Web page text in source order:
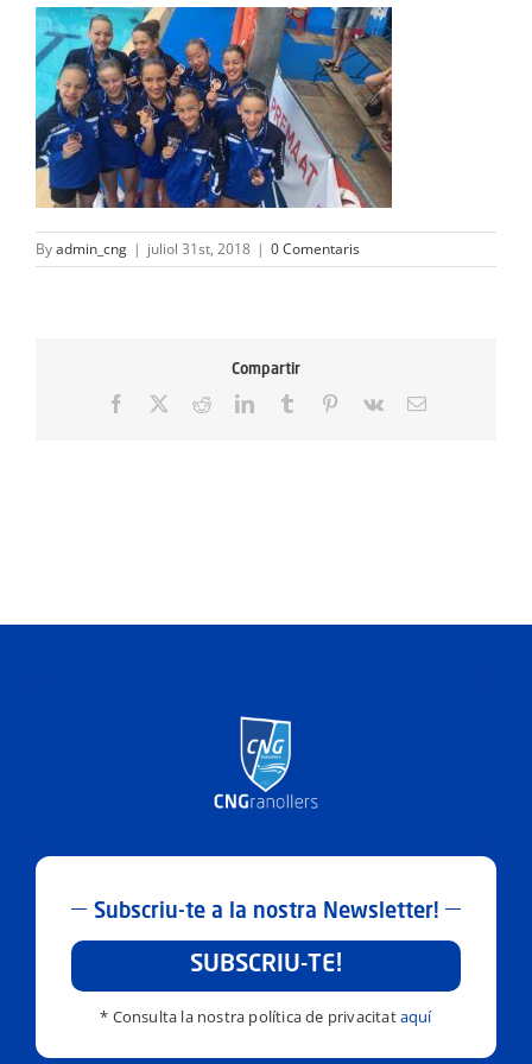
ACTIVITATS
SERVEIS
INFANTS
BLOG
EMPRESES
TREBALLA AMB NOSALTRES!
Byadmin_cng | juliol 31st, 2018 | 0 Comentaris
Compartir
Facebook RedditLinkedInTumblr Pinterest
Vk Email:
Subscriu-te a la nostra Newsletter!
SUBSCRIU-TE!
* Consulta la nostra política de privacitataquí